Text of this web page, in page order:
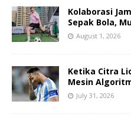
Kolaborasi
Sepak Bola,
August 1, 2026
Ketika Citra
Mesin
July 31, 2026